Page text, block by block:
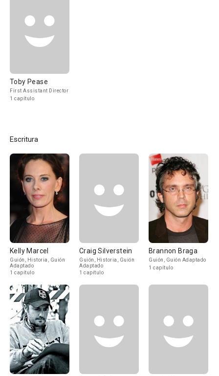
Toby Pease
First Assistant Director
1 capítulo
Escritura
Kelly Marcel
Guión, Historia, Guión
Adaptado
1 capítulo
Craig Silverstein
Guión, Historia, Guión
Adaptado
1 capítulo
Brannon Braga
Guión, Guión Adaptado
1 capítulo